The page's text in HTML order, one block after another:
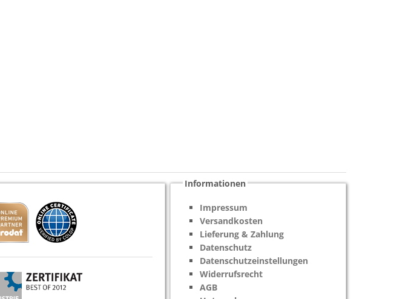
Informationen
Impressum
Versandkosten
Lieferung & Zahlung
Datenschutz
Datenschutzeinstellungen
Widerrufsrecht
AGB